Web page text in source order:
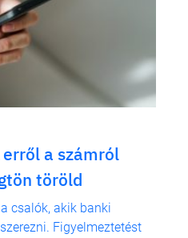
a számról
töröld
csalók, akik banki
Figyelmeztetést